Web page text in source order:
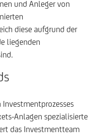
und Anleger von
diese aufgrund der
liegenden
Anlagen spezialisierte
das Investmentteam